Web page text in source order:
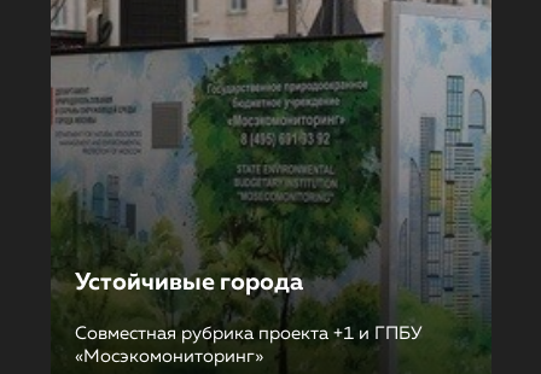
Устойчивые города
Совместная рубрика проекта +1 и ГПБУ
«Мосэкомониторинг»